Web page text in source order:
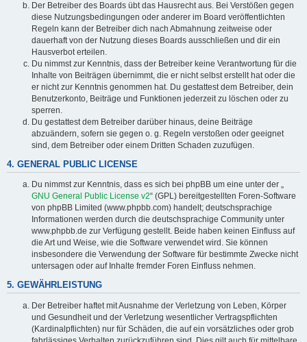
Der Betreiber des Boards übt das Hausrecht aus. Bei Verstößen gegen
diese Nutzungsbedingungen oder anderer im Board veröffentlichten
Regeln kann der Betreiber dich nach Abmahnung zeitweise oder
dauerhaft von der Nutzung dieses Boards ausschließen und dir ein
Hausverbot erteilen.
Du nimmst zur Kenntnis, dass der Betreiber keine Verantwortung für die
Inhalte von Beiträgen übernimmt, die er nicht selbst erstellt hat oder die
er nicht zur Kenntnis genommen hat. Du gestattest dem Betreiber, dein
Benutzerkonto, Beiträge und Funktionen jederzeit zu löschen oder zu
sperren.
Du gestattest dem Betreiber darüber hinaus, deine Beiträge
abzuändern, sofern sie gegen o. g. Regeln verstoßen oder geeignet
sind, dem Betreiber oder einem Dritten Schaden zuzufügen.
4. GENERAL PUBLIC LICENSE
Du nimmst zur Kenntnis, dass es sich bei phpBB um eine unter der „
GNU General Public License v2“ (GPL) bereitgestellten Foren-Software
von phpBB Limited (www.phpbb.com) handelt; deutschsprachige
Informationen werden durch die deutschsprachige Community unter
www.phpbb.de zur Verfügung gestellt. Beide haben keinen Einfluss auf
die Art und Weise, wie die Software verwendet wird. Sie können
insbesondere die Verwendung der Software für bestimmte Zwecke nicht
untersagen oder auf Inhalte fremder Foren Einfluss nehmen.
5. GEWÄHRLEISTUNG
Der Betreiber haftet mit Ausnahme der Verletzung von Leben, Körper
und Gesundheit und der Verletzung wesentlicher Vertragspflichten
(Kardinalpflichten) nur für Schäden, die auf ein vorsätzliches oder grob